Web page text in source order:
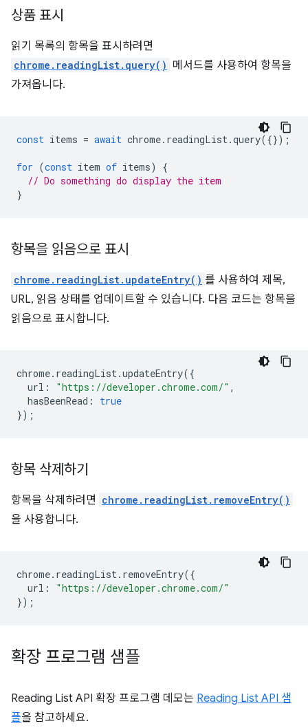
상품 표시
읽기 목록의 항목을 표시하려면
chrome.readingList.query() 메서드를 사용하여 항목을
가져옵니다.
const items = await chrome. readingList .query({});
for (const item of items)
{
// Do something do display the item
}
항목을 읽음으로 표시
chrome.readingList.updateEntry() 를 사용하여 제목,
URL, 읽음 상태를 업데이트할 수 있습니다. 다음 코드는 항목을
읽음으로 표시합니다.
chrome. readingList .updateEntry({
url : "https://developer.chrome.com/" ,
hasBeenRead :
true
});
항목 삭제하기
항목을 삭제하려면 chrome.readingList.removeEntry()
을 사용합니다.
chrome. readingList . removeEntry({
url :
"https://developer.chrome.com/"
});
확장 프로그램 샘플
Reading List API 확장 프로그램 데모는 Reading List API 샘
플을 참고하세요.